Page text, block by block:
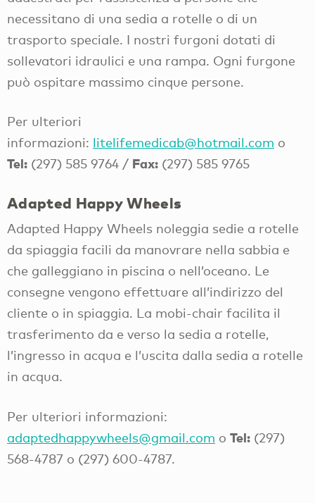
necessitano di una sedia a rotelle o di un
trasporto speciale. I nostri furgoni dotati di
sollevatori idraulici e una rampa. Ogni furgone
può ospitare massimo cinque persone.
Per ulteriori
informazioni: litelifemedicab@hotmail.com o
Tel: (297) 585 9764 / Fax: (297) 585 9765
Adapted Happy Wheels
Adapted Happy Wheels noleggia sedie a rotelle
da spiaggia facili da manovrare nella sabbia e
che galleggiano in piscina o nell’oceano. Le
consegne vengono effettuare all’indirizzo del
cliente o in spiaggia. La mobi-chair facilita il
trasferimento da e verso la sedia a rotelle,
l’ingresso in acqua e l’uscita dalla sedia a rotelle
in acqua.
Per ulteriori informazioni:
adaptedhappywheels@gmail.com o Tel: (297)
568-4787 o (297) 600-4787.